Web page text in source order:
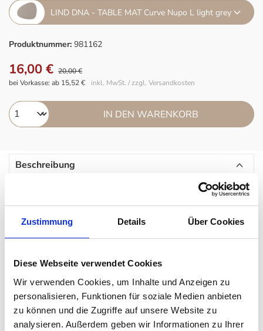
Zustimmung Details Über Cookies
Diese Webseite verwendet Cookies
Wir verwenden Cookies, um Inhalte und Anzeigen zu
personalisieren, Funktionen für soziale Medien anbieten
zu können und die Zugriffe auf unsere Website zu
analysieren. Außerdem geben wir Informationen zu Ihrer
LIND DNA - TABLE MAT Curve Nupo L light grey
Produktnummer: 981162
16,00 € 20,00 €
inkl. MwSt. / zzgl. Versandkosten
bei Vorkasse: ab 15,52 €
IN DEN WARENKORB
Beschreibung
Das Tischset TABLE MAT von LIND DNA hat eine ganz
besondere Form - weder rechteckig, noch rund, noch oval.
Gefertigt sind die Platzsets aus recyceltem Leder.
schmutzabweisend, leicht zu reinigen und sehr langlebig.
Eines ist garantiert: diese Tischsets von LIND DNA fallen auf